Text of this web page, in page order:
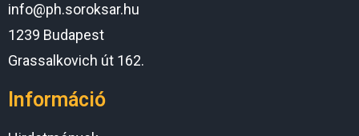
info@ph.soroksar.hu
1239 Budapest
Grassalkovich út 162.
Információ